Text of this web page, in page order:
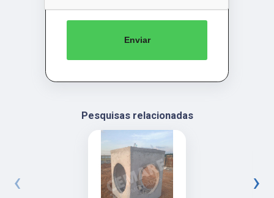
Enviar
Pesquisas relacionadas
‹ ›